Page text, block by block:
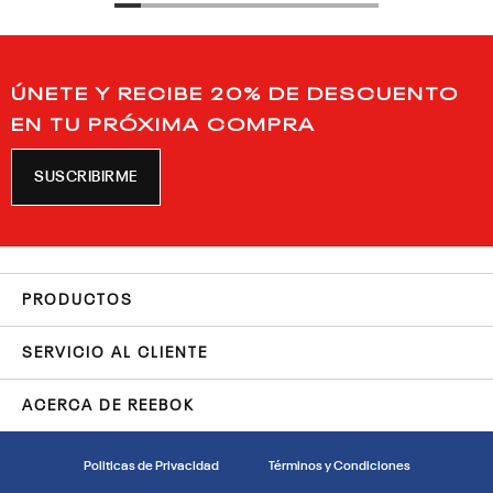
ÚNETE Y RECIBE 20% DE DESCUENTO
EN TU PRÓXIMA COMPRA
SUSCRIBIRME
PRODUCTOS
SERVICIO AL CLIENTE
ACERCA DE REEBOK
Politicas de Privacidad Términos y Condiciones